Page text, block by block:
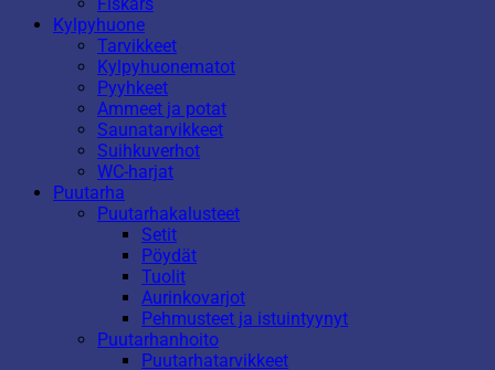
Kylpyhuone
Tarvikkeet
Kylpyhuonematot
Pyyhkeet
Ammeet ja potat
Saunatarvikkeet
Suihkuverhot
WC-harjat
Puutarha
Puutarhakalusteet
Setit
Pöydät
Tuolit
Aurinkovarjot
Pehmusteet ja istuintyynyt
Puutarhanhoito
Puutarhatarvikkeet